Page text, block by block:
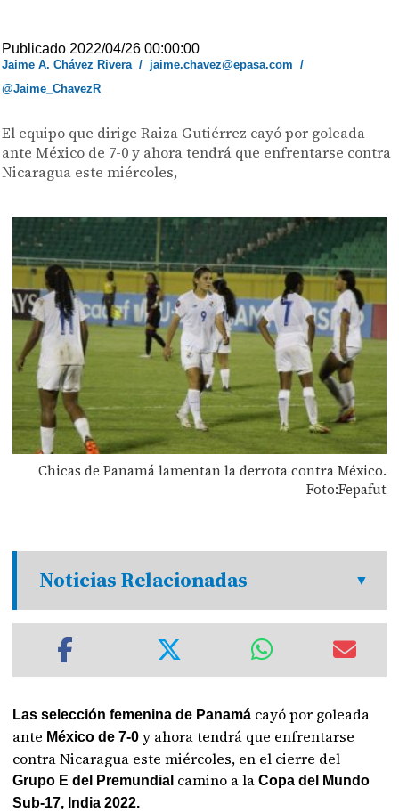
Publicado 2022/04/26 00:00:00
Jaime A. Chávez Rivera/ jaime.chavez@epasa.com /
@Jaime_ChavezR
El equipo que dirige Raiza Gutiérrez cayó por goleada
ante México de 7-0 y ahora tendrá que enfrentarse contra
Nicaragua este miércoles,
Chicas de Panamá lamentan la derrota contra México.
Foto:Fepafut
Noticias Relacionadas
Las selección femenina de Panamá cayó por goleada
ante México de 7-0y ahora tendrá que enfrentarse
contra Nicaragua este miércoles, en el cierre del
Grupo E del Premundial camino a la Copa del Mundo
Sub-17, India 2022.